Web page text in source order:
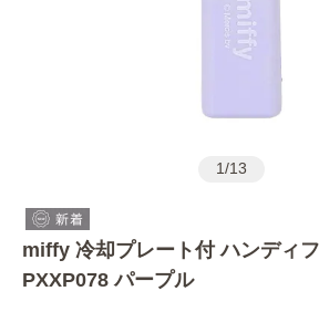
1/13
miffy 冷却プレート付 ハンディ
PXXP078 パープル